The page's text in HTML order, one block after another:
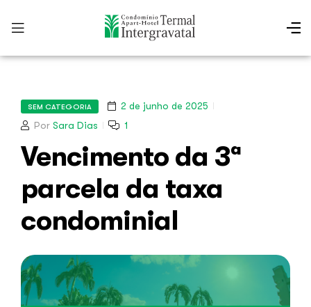
SEM CATEGORIA
2 de junho de 2025
Por Sara Dias 1
Vencimento da 3ª
parcela da taxa
condominial